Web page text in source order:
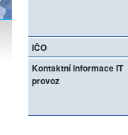
IČO
Kontaktní informace IT
provoz